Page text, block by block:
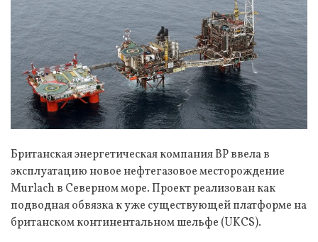
Британская энергетическая компания BP ввела в
эксплуатацию новое нефтегазовое месторождение
Murlach в Северном море. Проект реализован как
подводная обвязка к уже существующей платформе на
британском континентальном шельфе (UKCS).